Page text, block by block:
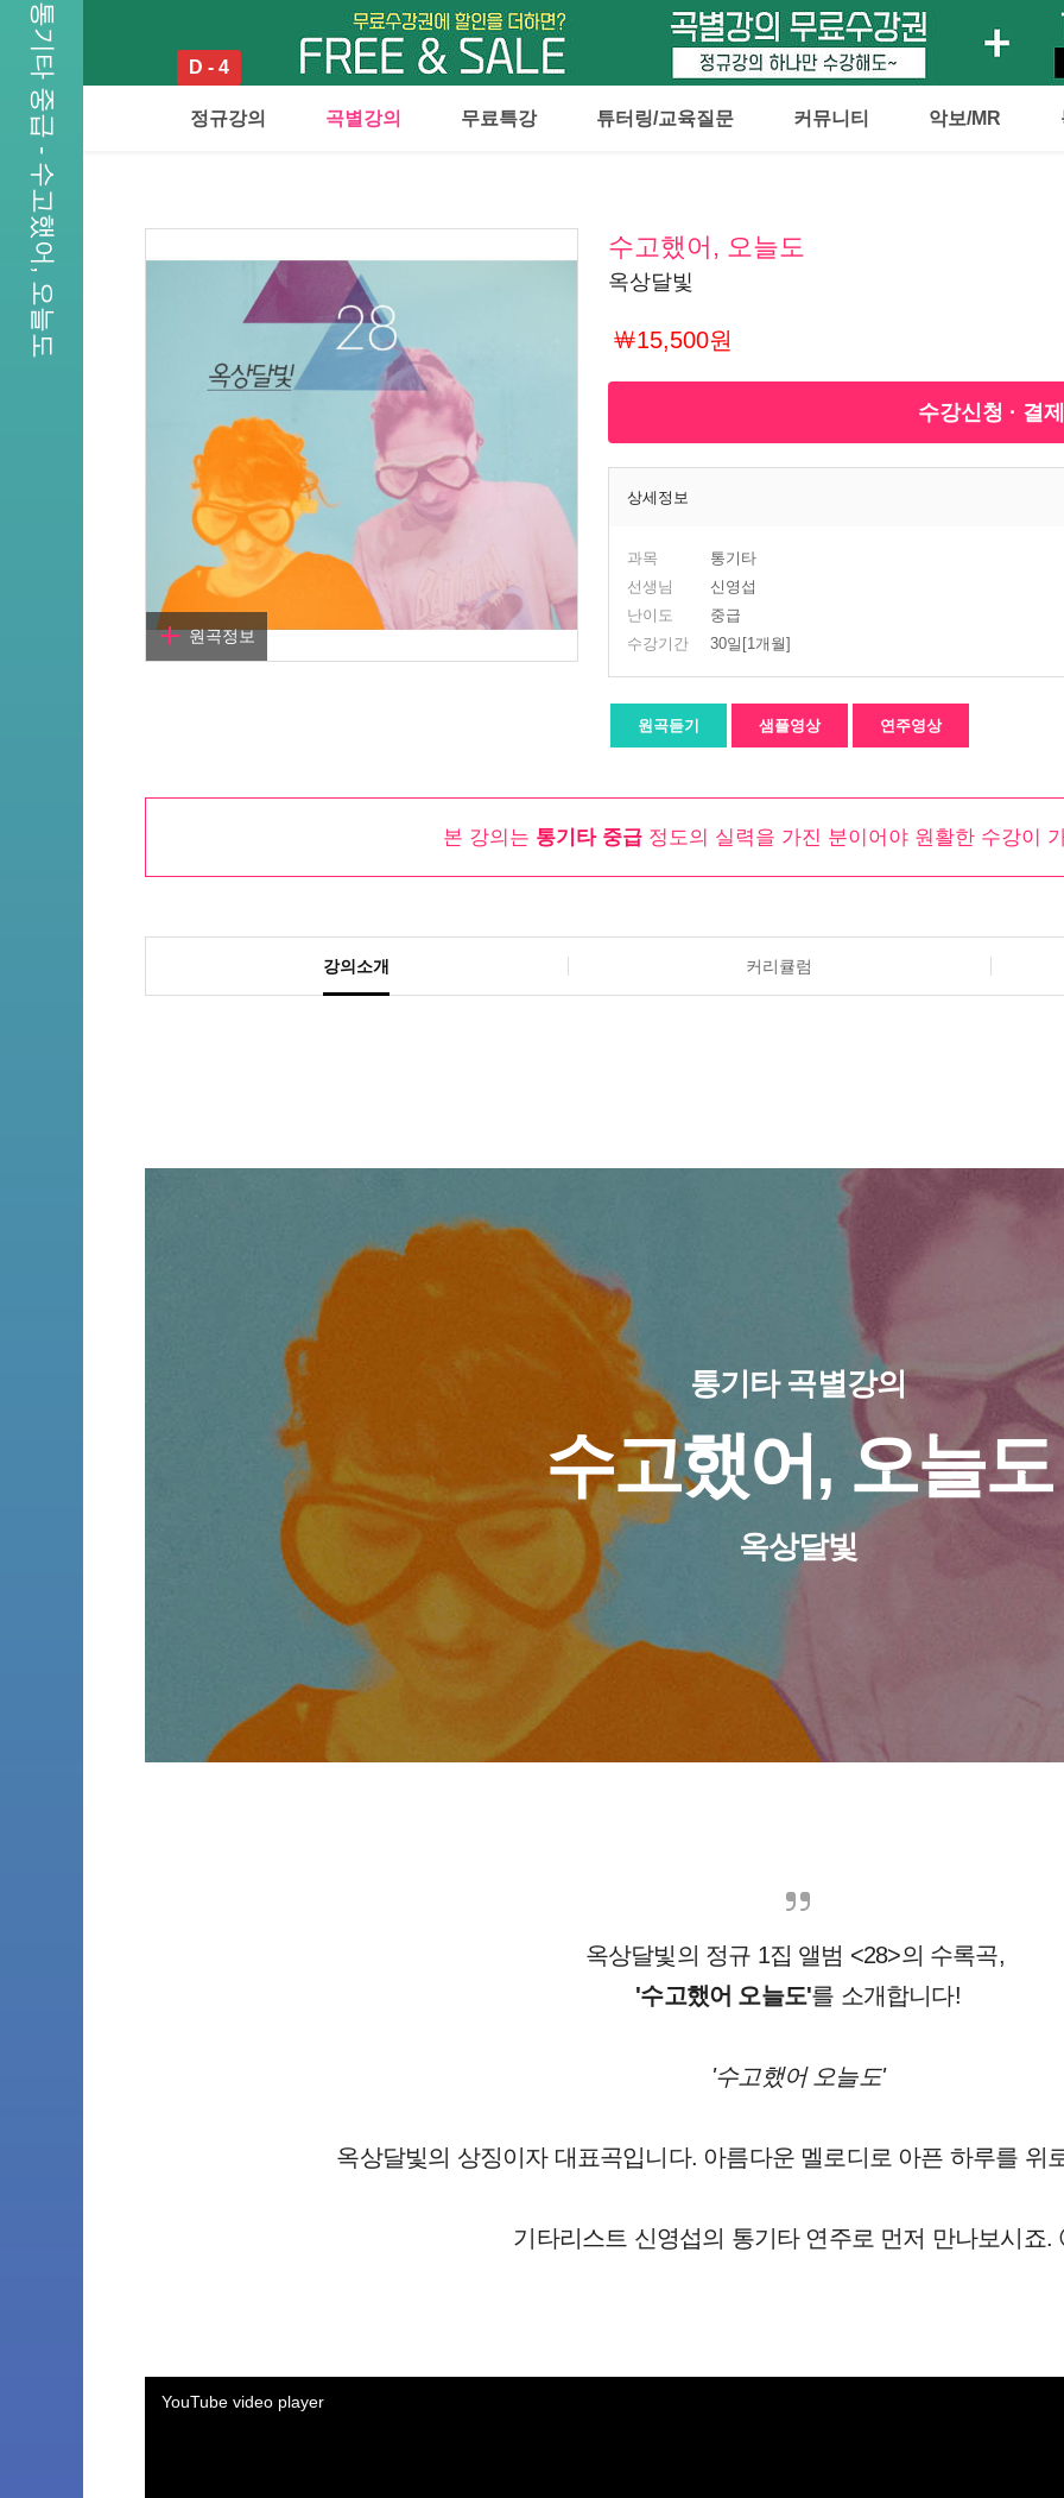
D - 4
정규강의 곡별강의 무료특강 튜터링/교육질문 커뮤니티 악보/MR
통기타 중급 - 수고했어, 오늘도
원곡정보
원곡듣기
수고했어, 오늘도
옥상달빛
￦15,500원
수강신청 · 결
상세정보
과목
통기타
선생님
신영섭
난이도
중급
수강기간
30일[1개월]
원곡듣기 샘플영상 연주영상
본 강의는 통기타 중급정도의 실력을 가진 분이어야 원활한 수강이
강의소개 커리큘럼
통기타 곡별강의
수고했어, 오늘도
옥상달빛
옥상달빛의 정규 1집 앨범 <28>의 수록곡,
'수고했어 오늘도'를 소개합니다!
'수고했어 오늘도'
옥상달빛의 상징이자 대표곡입니다. 아름다운 멜로디로 아픈 하루를
기타리스트 신영섭의 통기타 연주로 먼저 만나보시죠.
YouTube video player